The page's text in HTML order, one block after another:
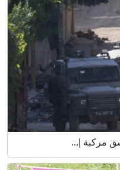
مركبة إ...